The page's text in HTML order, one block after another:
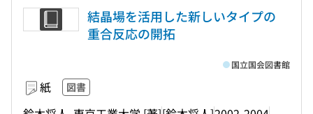
結晶場を活用した新しいタイプの
重合反応の開拓
紙 図書
国立国会図書館